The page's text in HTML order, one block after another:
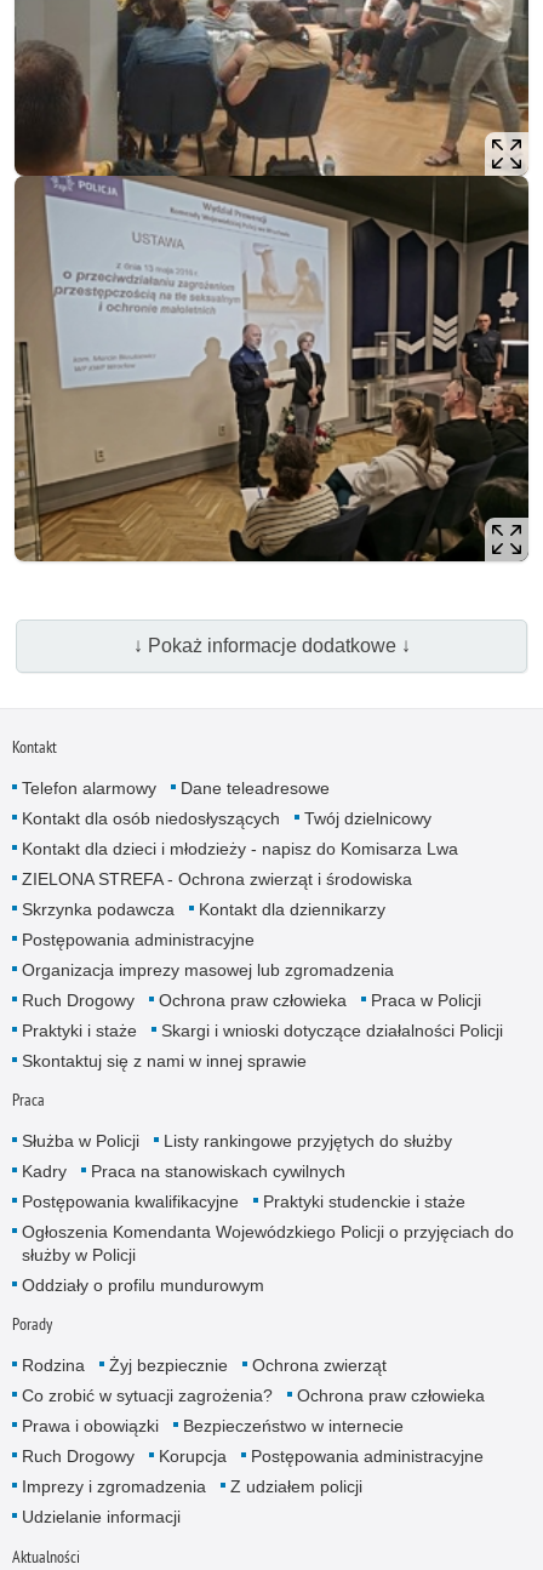
↓ Pokaż informacje dodatkowe ↓
Kontakt
Telefon alarmowy
Dane teleadresowe
Kontakt dla osób niedosłyszących
Twój dzielnicowy
Kontakt dla dzieci i młodzieży - napisz do Komisarza Lwa
ZIELONA STREFA - Ochrona zwierząt i środowiska
Skrzynka podawcza
Kontakt dla dziennikarzy
Postępowania administracyjne
Organizacja imprezy masowej lub zgromadzenia
Ruch Drogowy
Ochrona praw człowieka
Praca w Policji
Praktyki i staże
Skargi i wnioski dotyczące działalności Policji
Skontaktuj się z nami w innej sprawie
Praca
Służba w Policji
Listy rankingowe przyjętych do służby
Kadry
Praca na stanowiskach cywilnych
Postępowania kwalifikacyjne
Praktyki studenckie i staże
Ogłoszenia Komendanta Wojewódzkiego Policji o przyjęciach do
służby w Policji
Oddziały o profilu mundurowym
Porady
Rodzina Żyj bezpiecznie
Ochrona zwierząt
Co zrobić w sytuacji zagrożenia?
Ochrona praw człowieka
Prawa i obowiązki
Bezpieczeństwo w internecie
Ruch Drogowy
Korupcja
Postępowania administracyjne
Imprezy i zgromadzenia
Z udziałem policji
Udzielanie informacji
Aktualności